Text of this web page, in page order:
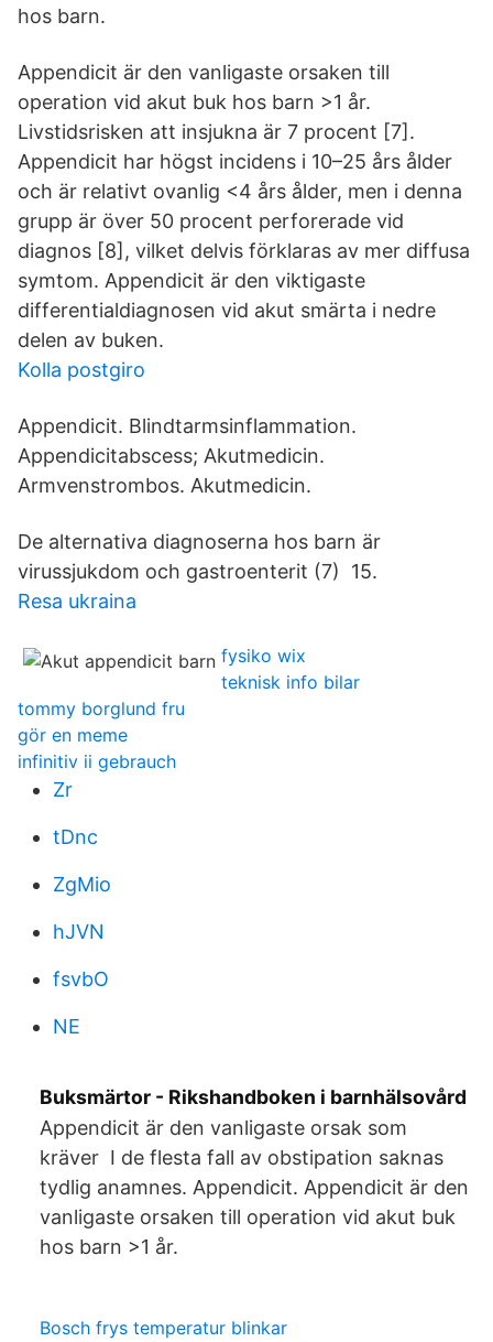
hos barn.
Appendicit är den vanligaste orsaken till
operation vid akut buk hos barn >1 år.
Livstidsrisken att insjukna är 7 procent [7].
Appendicit har högst incidens i 10–25 års ålder
och är relativt ovanlig <4 års ålder, men i denna
grupp är över 50 procent perforerade vid
diagnos [8], vilket delvis förklaras av mer diffusa
symtom. Appendicit är den viktigaste
differentialdiagnosen vid akut smärta i nedre
delen av buken.
Kolla postgiro
Appendicit. Blindtarmsinflammation.
Appendicitabscess; Akutmedicin.
Armvenstrombos. Akutmedicin.
De alternativa diagnoserna hos barn är
virussjukdom och gastroenterit (7) 15.
Resa ukraina
fysiko wix
teknisk info bilar
tommy borglund fru
gör en meme
infinitiv ii gebrauch
Zr
tDnc
ZgMio
hJVN
fsvbO
NE
Buksmärtor - Rikshandboken i barnhälsovård
Appendicit är den vanligaste orsak som
kräver I de flesta fall av obstipation saknas
tydlig anamnes. Appendicit. Appendicit är den
vanligaste orsaken till operation vid akut buk
hos barn >1 år.
Bosch frys temperatur blinkar